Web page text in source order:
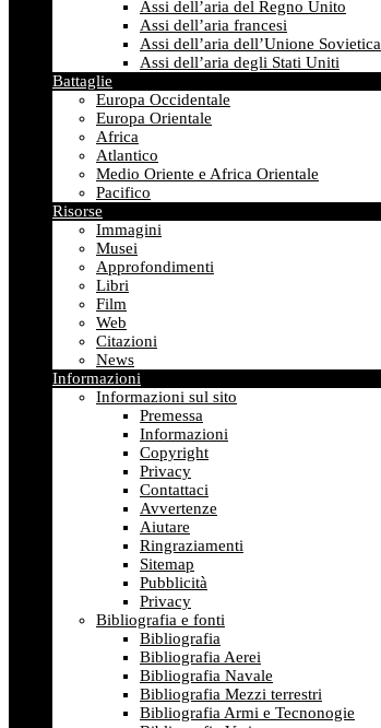
Assi dell’aria del Regno Unito
Assi dell’aria francesi
Assi dell’aria dell’Unione Sovietica
Assi dell’aria degli Stati Uniti
Battaglie
Europa Occidentale
Europa Orientale
Africa
Atlantico
Medio Oriente e Africa Orientale
Pacifico
Risorse
Immagini
Musei
Approfondimenti
Libri
Film
Web
Citazioni
News
Informazioni
Informazioni sul sito
Premessa
Informazioni
Copyright
Privacy
Contattaci
Avvertenze
Aiutare
Ringraziamenti
Sitemap
Pubblicità
Privacy
Bibliografia e fonti
Bibliografia
Bibliografia Aerei
Bibliografia Navale
Bibliografia Mezzi terrestri
Bibliografia Armi e Tecnonogie